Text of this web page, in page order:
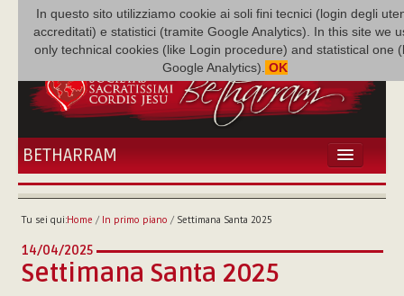
In questo sito utilizziamo cookie ai soli fini tecnici (login degli
accreditati) e statistici (tramite Google Analytics). In this site we
only technical cookies (like Login procedure) and statistical one
Google Analytics). OK
BETHARRAM
HOME
FAMIGLIA
MISSIONE
Tu sei qui:Home / In primo piano / Settimana Santa 2025
14/04/2025
Settimana Santa 2025